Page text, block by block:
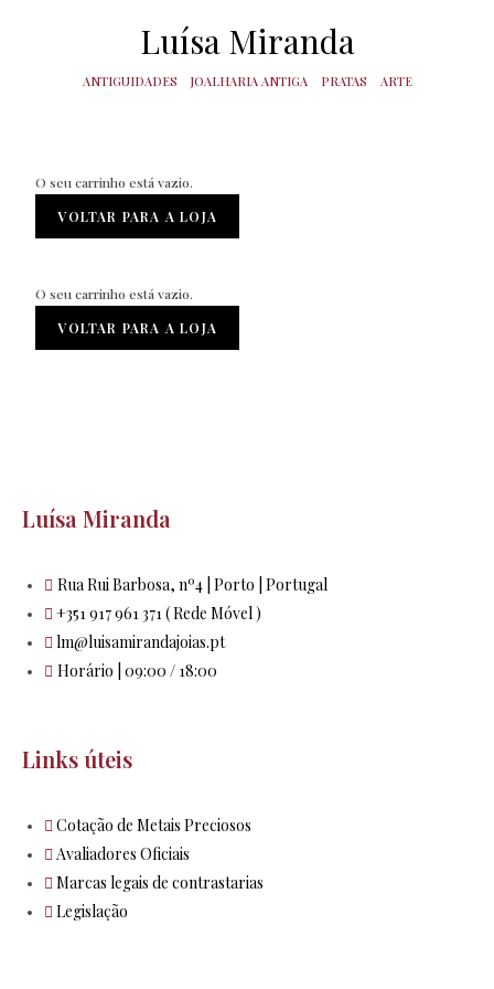
Luísa Miranda
ANTIGUIDADES JOALHARIA ANTIGA PRATAS ARTE
O seu carrinho está vazio.
VOLTAR PARA A LOJA
O seu carrinho está vazio.
VOLTAR PARA A LOJA
Luísa Miranda
Rua Rui Barbosa, nº4 | Porto | Portugal
+351 917 961 371 ( Rede Móvel )
lm@luisamirandajoias.pt
Horário | 09:00 / 18:00
Links úteis
Cotação de Metais Preciosos
Avaliadores Oficiais
Marcas legais de contrastarias
Legislação